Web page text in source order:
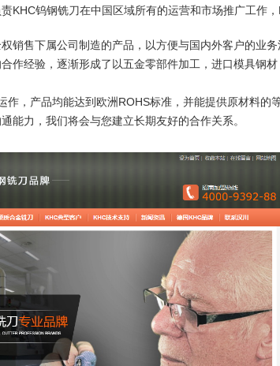
KHC钨钢铣刀在中国区域所有的运营和市场推广工作，
销售下属公司制造的产品，以方便与国内外客户的业
作经验，逐渐形成了以五金零部件加工，进口模具钢
，产品均能达到欧洲ROHS标准，并能提供原材料的
能力，我们将会与您建立长期友好的合作关系。